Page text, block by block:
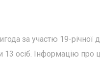
за участю 19-річної
осіб. Інформацію про